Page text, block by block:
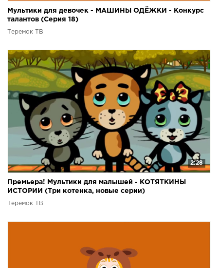
Мультики для девочек - МАШИНЫ ОДЁЖКИ - Конкурс
талантов (Серия 18)
Теремок ТВ
2:28
Премьера! Мультики для малышей - КОТЯТКИНЫ
ИСТОРИИ (Три котенка, новые серии)
Теремок ТВ